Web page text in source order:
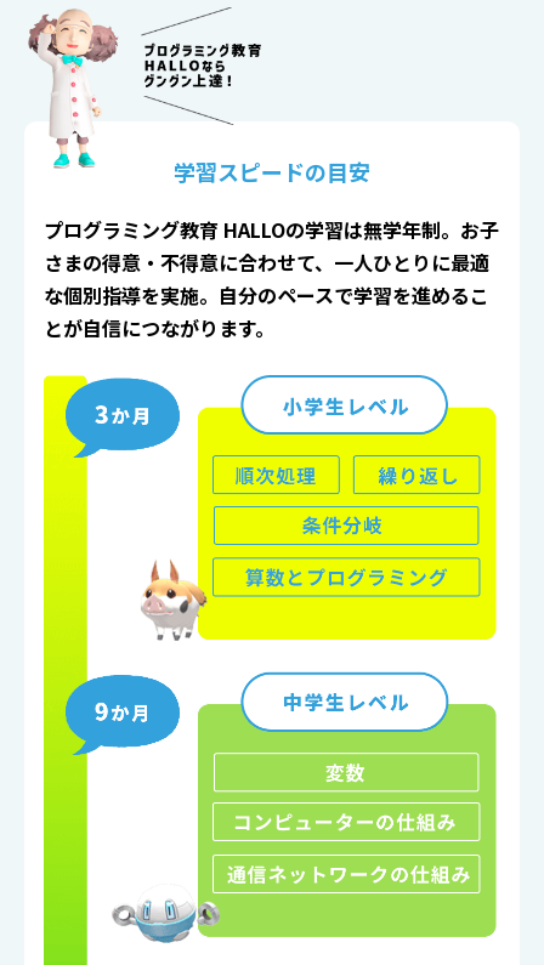
学習スピードの目安
プログラミング教育 HALLOの学習は無学年制。お子
さまの得意・不得意に合わせて、一人ひとりに最適
な個別指導を実施。 自分のペースで学習を進めるこ
とが自信につながります。